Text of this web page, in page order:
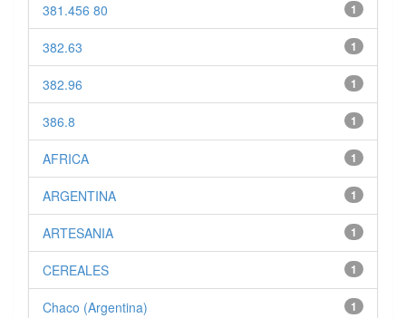
1
381.456 80
1
382.63
1
382.96
1
386.8
1
AFRICA
1
ARGENTINA
1
ARTESANIA
1
CEREALES
1
Chaco (Argentina)